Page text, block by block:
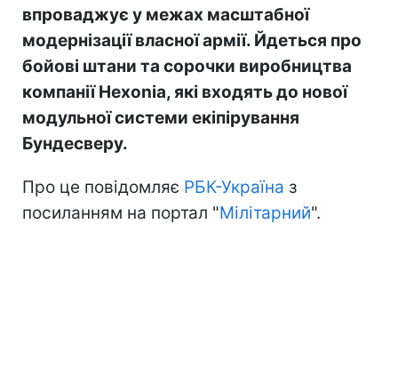
впроваджує у межах масштабної
модернізації власної армії. Йдеться про
бойові штани та сорочки виробництва
компанії Hexonia, які входять до нової
модульної системи екіпірування
Бундесверу.
Про це повідомляє РБК-Україна з
посиланням на портал "Мілітарний".